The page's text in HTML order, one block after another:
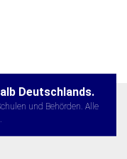
Deutschlands.
und Behörden. Alle